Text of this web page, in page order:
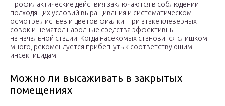
Профилактические действия заключаются в соблюдении
подходящих условий выращивания и систематическом
осмотре листьев и цветов фиалки. При атаке клеверных
совок и нематод народные средства эффективны
на начальной стадии. Когда насекомых становится слишком
много, рекомендуется прибегнуть к соответствующим
инсектицидам.
Можно ли высаживать в закрытых
помещениях